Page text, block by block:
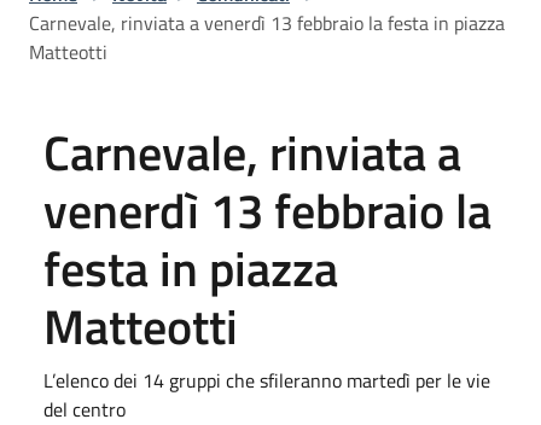
Carnevale, rinviata a venerdì 13 febbraio la festa in piazza
Matteotti
Carnevale, rinviata a
venerdì 13 febbraio la
festa in piazza
Matteotti
L’elenco dei 14 gruppi che sfileranno martedì per le vie
del centro